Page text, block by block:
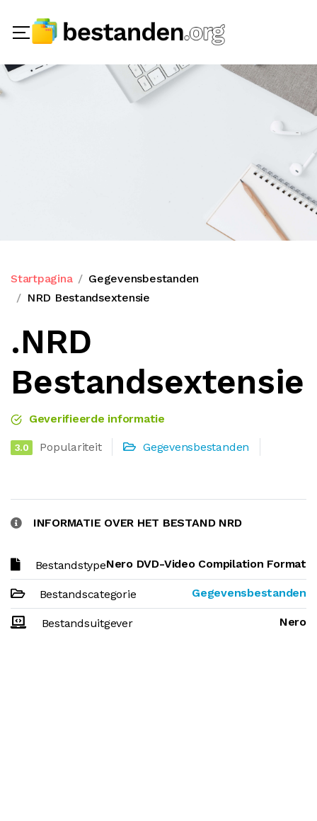
Startpagina
Gegevensbestanden
NRD Bestandsextensie
.NRD
Bestandsextensie
Geverifieerde informatie
3.0 Populariteit Gegevensbestanden
INFORMATIE OVER HET BESTAND NRD
BestandstypeNero DVD-Video Compilation Format
Bestandscategorie Gegevensbestanden
Bestandsuitgever Nero